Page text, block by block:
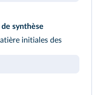
synthèse
initiales des